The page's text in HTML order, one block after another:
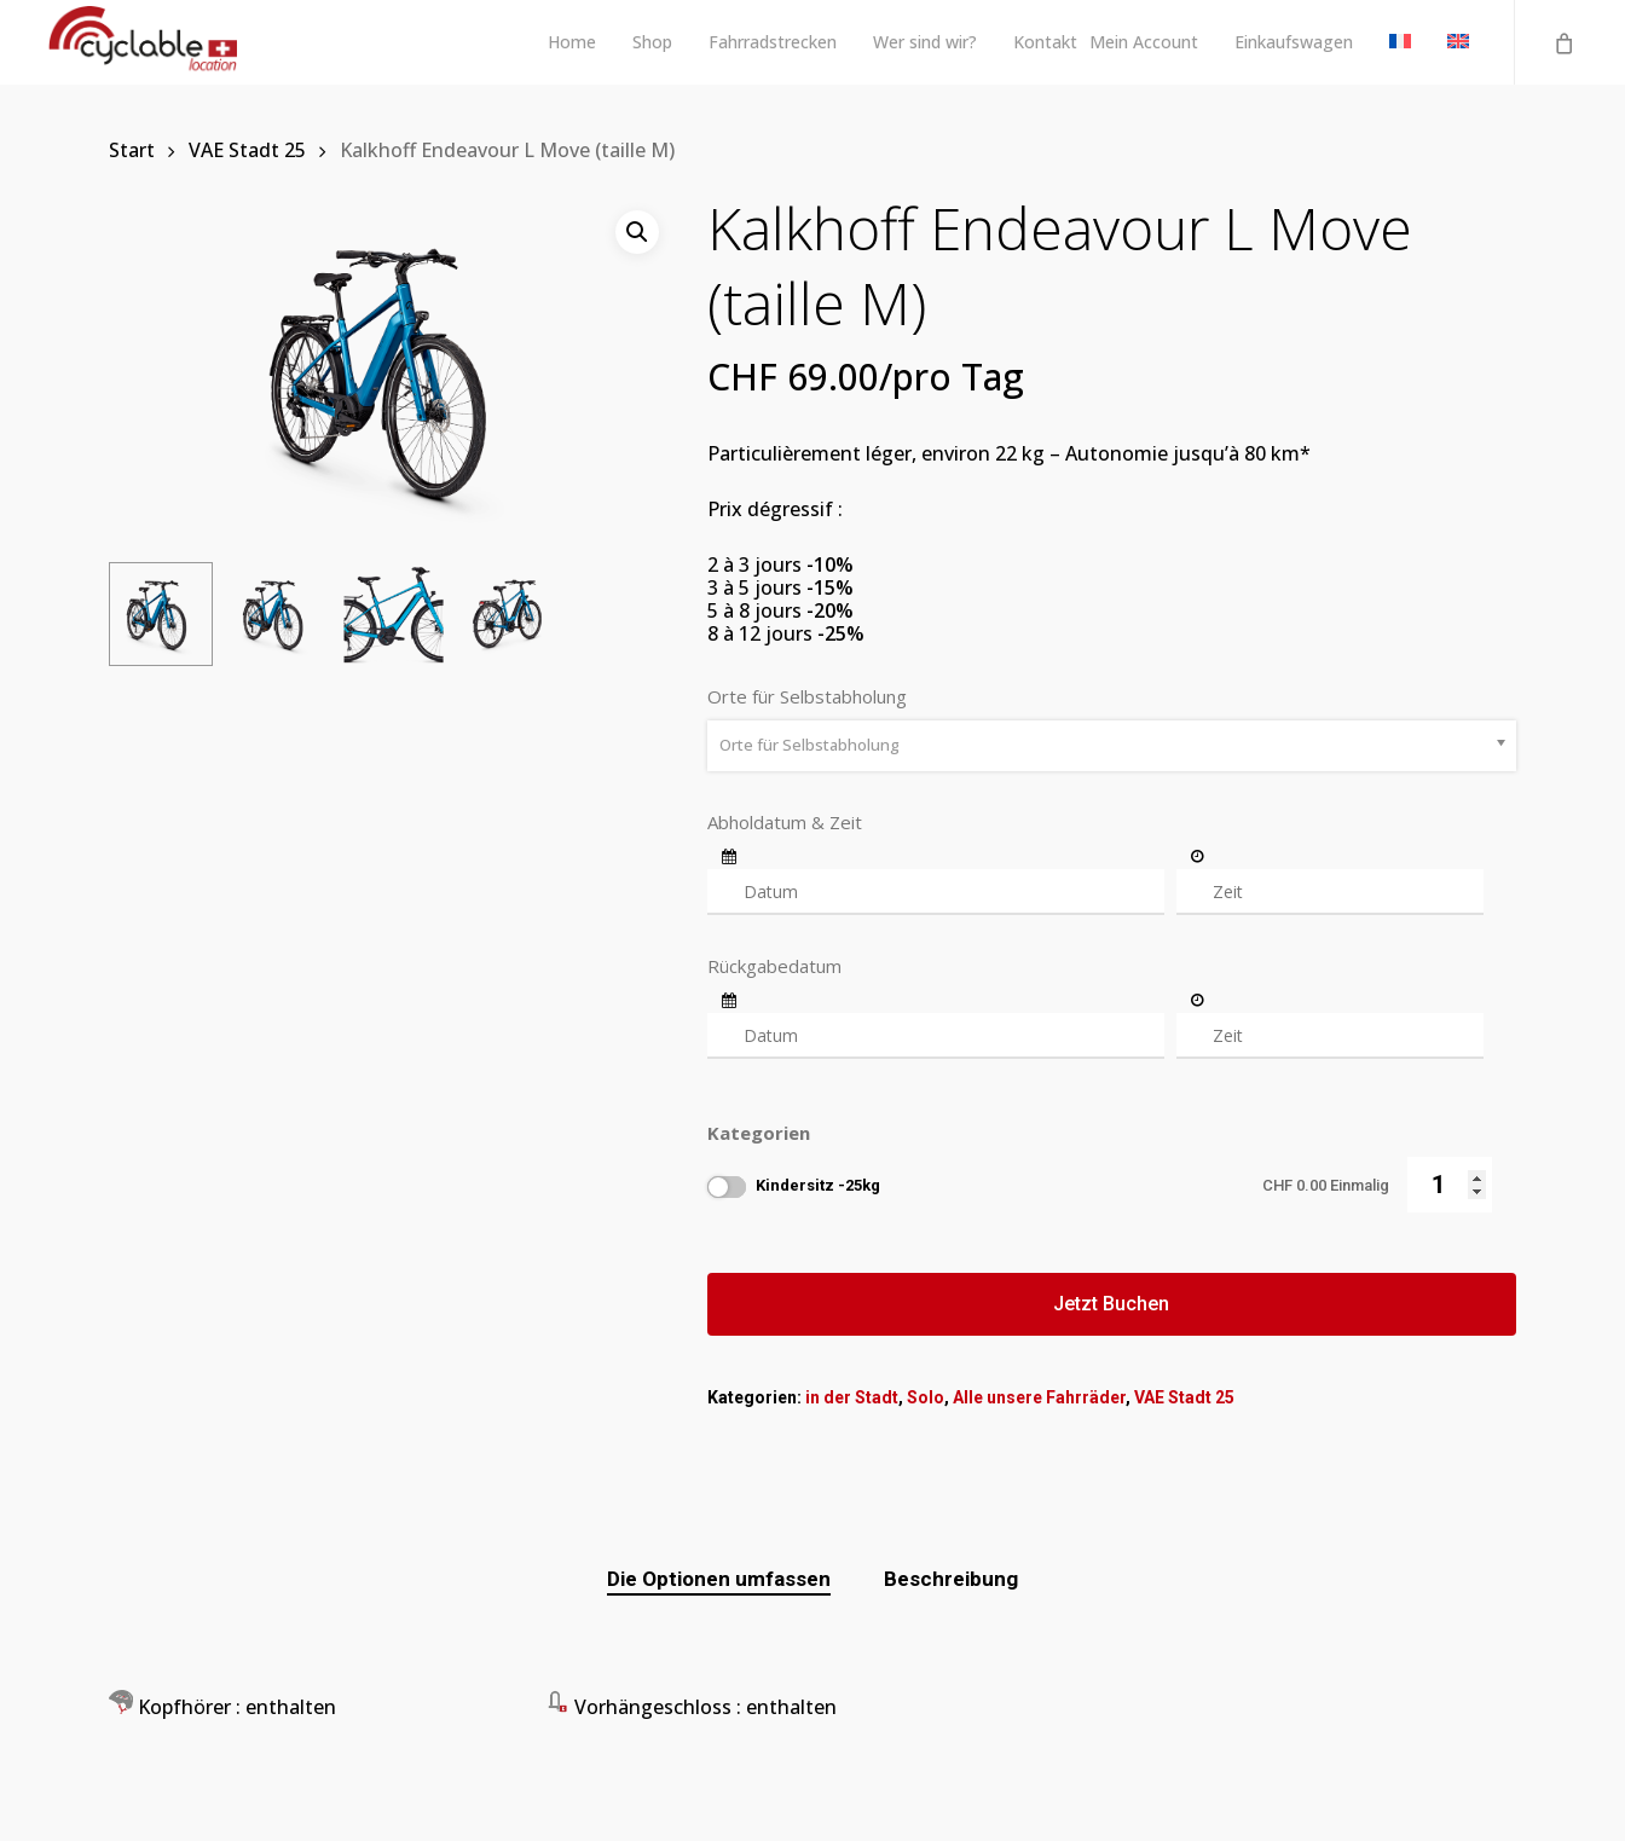
Home Shop Fahrradstrecken Wer sind wir? Kontakt Mein Account Einkaufswagen
Start VAE Stadt 25 Kalkhoff Endeavour L Move (taille M)
Kalkhoff Endeavour L Move
(taille M)
CHF 69.00/pro Tag
Particulièrement léger, environ 22 kg – Autonomie jusqu’à 80 km*
Prix dégressif :
2 à 3 jours -10%
3 à 5 jours -15%
5 à 8 jours -20%
8 à 12 jours -25%
Orte für Selbstabholung
Orte für Selbstabholung
Abholdatum & Zeit
Rückgabedatum
Kategorien
Kindersitz -25kg CHF 0.00 Einmalig
Jetzt Buchen
Kategorien: in der Stadt, Solo, Alle unsere Fahrräder, VAE Stadt 25
Die Optionen umfassen Beschreibung
Kopfhörer : enthalten Vorhängeschloss : enthalten